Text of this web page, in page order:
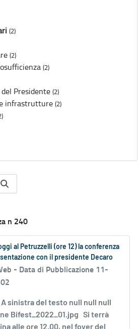
(2)
(2)
(2)
Presidente (2)
infrastrutture (2)
n 240
al Petruzzelli (ore 12) la conferenza
con il presidente Decaro
- Data di Pubblicazione 11-
sinistra del testo null null null
Bifest_2022_01.jpg Si terrà
alle ore 12.00, nel foyer del